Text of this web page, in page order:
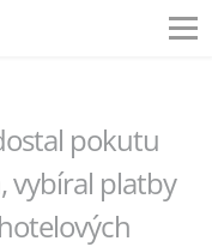
pokutu
vybíral platby